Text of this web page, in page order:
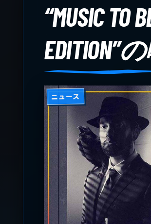
“MUSIC TO
ニュース